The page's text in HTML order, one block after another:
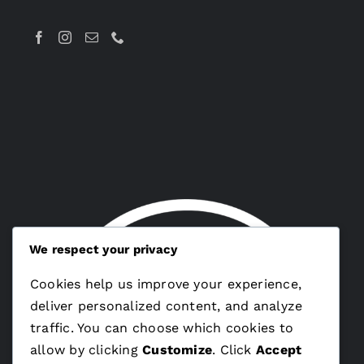
We respect your privacy
Cookies help us improve your experience,
deliver personalized content, and analyze
traffic. You can choose which cookies to
allow by clickingCustomize. Click Accept